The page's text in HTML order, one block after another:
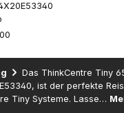
Das ThinkCentre Tiny
ist der perfekte
Tiny Systeme. Lasse…